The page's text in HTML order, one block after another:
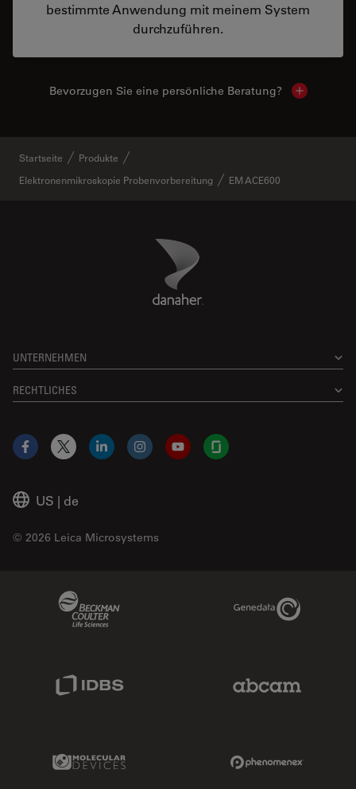
bestimmte Anwendung mit meinem System
durchzuführen.
Bevorzugen Sie eine persönliche Beratung? Show
Startseite
Produkte
Elektronenmikroskopie Probenvorbereitung
EM ACE600
Danaher Logo
UNTERNEHMEN
RECHTLICHES
US | de
© 2026 Leica Microsystems
Facebook
X LinkedInInstagramYouTubeGlassdoor
Genedata Link
IDBS Link
Molecular Devices Link